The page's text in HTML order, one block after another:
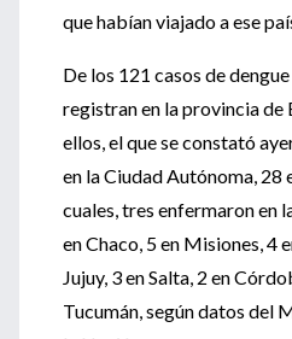
que habían viajado a ese
De los 121 casos de
registran en la provincia de
ellos, el que se constató
en la Ciudad Autónoma, 28
cuales, tres enfermaron en
en Chaco, 5 en Misiones, 4
Jujuy, 3 en Salta, 2 en
Tucumán, según datos del